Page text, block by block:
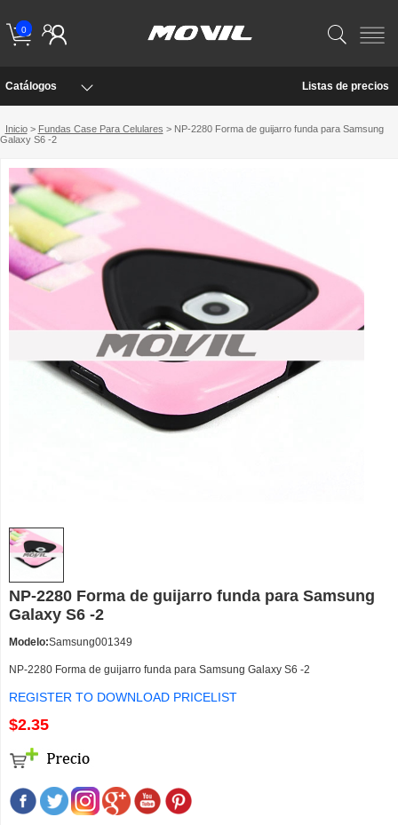
0
Catálogos Listas de precios
Inicio> Fundas Case Para Celulares > NP-2280 Forma de guijarro funda para Samsung
Galaxy S6 -2
NP-2280 Forma de guijarro funda para Samsung
Galaxy S6 -2
Modelo:Samsung001349
NP-2280 Forma de guijarro funda para Samsung Galaxy S6 -2
REGISTER TO DOWNLOAD PRICELIST
$2.35